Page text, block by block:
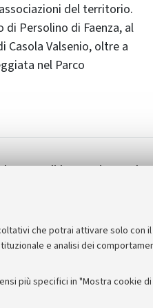
che potrai attivare solo con
e analisi dei
più specifici in "Mostra cookie
del territorio.
Persolino di Faenza, al
Casola Valsenio, oltre a
nel Parco
Corso di laurea in Verde